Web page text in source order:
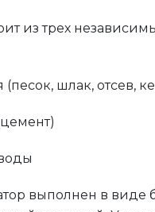
из трех
(песок, шлак, отсев,
выполнен в виде